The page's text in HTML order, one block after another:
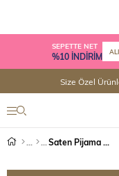
SEPETTE NET
%10 İNDİRİM
Size Özel
Saten Pijama Takım